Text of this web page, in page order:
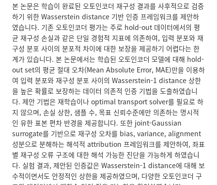
본 논문은 학습이 완료된 오토인코더 재구성 결과를 사후적으로 검증
하기 위한 Wasserstein distance 기반 인증 프레임워크를 제안하
였습니다. 기존 오토인코더 평가는 주로 hold-out 데이터에서의 평
균 재구성 손실과 같은 단일 경험적 지표에 의존하여, 입력 분포와 재
구성 분포 사이의 분포적 차이에 대한 보장을 제공하기 어렵다는 한
계가 있습니다. 본 논문에서는 학습된 오토인코더 모델에 대해 hold-
out set의 평균 절대 오차(Mean Absolute Error, MAE)만을 이용하
여 입력 분포와 재구성 분포 사이의 Wasserstein-1 distance 상한
을 높은 확률로 보장하는 데이터 의존적 인증 기법을 도출하였습니
다. 제안 기법은 재학습이나 optimal transport solver를 필요로 하
지 않으며, 손실 상한, 샘플 수, 목표 신뢰수준에만 의존하는 명시적
인 유한 표본 편차 반경을 제공합니다. 또한 joint-Gaussian
surrogate를 기반으로 재구성 오차를 bias, variance, alignment
성분으로 분해하는 해석적 attribution 프레임워크를 제안하여, 좌표
별 재구성 오류 구조에 대한 해석 가능한 진단을 가능하게 하였습니
다. 실험 결과, 제안된 인증값은 Wasserstein-1 distance에 대해 보
수적이면서도 안정적인 상한을 제공하였으며, 다양한 오토인코더 구